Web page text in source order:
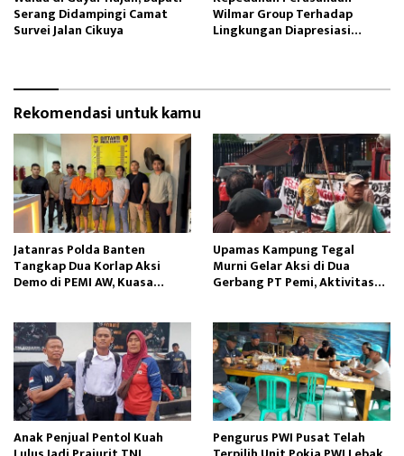
Serang Didampingi Camat
Survei Jalan Cikuya
Wilmar Group Terhadap
Lingkungan Diapresiasi
Rekomendasi untuk kamu
Jatanras Polda Banten
Tangkap Dua Korlap Aksi
Demo di PEMI AW, Kuasa
Upamas Kampung Tegal
Murni Gelar Aksi di Dua
Gerbang PT Pemi, Aktivitas
Anak Penjual Pentol Kuah Pengurus PWI Pusat Telah